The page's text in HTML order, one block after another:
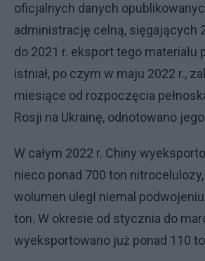
oficjalnych danych
administrację celną, sięgających
do 2021 r. eksport tego materiału
istniał, po czym w maju 2022 r.,
miesiące od rozpoczęcia
Rosji na Ukrainę, odnotowano
W całym 2022 r. Chiny
nieco ponad 700 ton
wolumen uległ niemal
ton. W okresie od stycznia do
wyeksportowano już ponad 110